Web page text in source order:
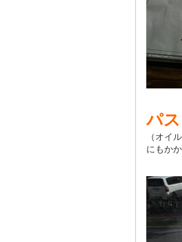
パ
（オイ
にもかか